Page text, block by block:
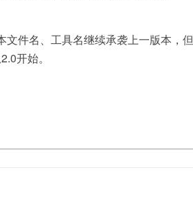
件名、工具名继续承袭上一版本，但
开始。